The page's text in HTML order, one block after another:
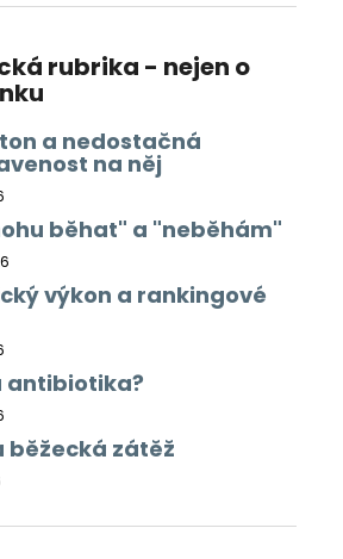
rubrika - nejen o
a nedostačná
na něj
běhat" a "neběhám"
výkon a rankingové
antibiotika?
běžecká zátěž
BUNDA RONHILL EVERYDAY
1 200 Kč